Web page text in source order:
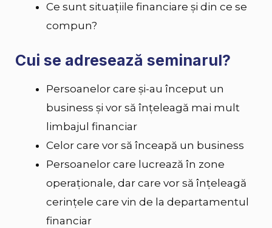
Ce sunt situațiile financiare și din ce se
compun?
Cui se adresează seminarul?
Persoanelor care și-au început un
business și vor să înțeleagă mai mult
limbajul financiar
Celor care vor să înceapă un business
Persoanelor care lucrează în zone
operaționale, dar care vor să înțeleagă
cerințele care vin de la departamentul
financiar